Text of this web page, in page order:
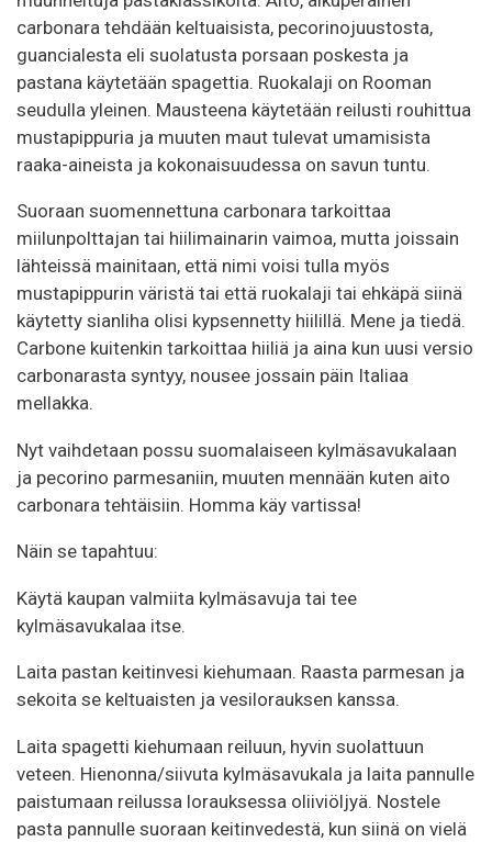
carbonara tehdään keltuaisista, pecorinojuustosta,
guancialesta eli suolatusta porsaan poskesta ja
pastana käytetään spagettia. Ruokalaji on Rooman
seudulla yleinen. Mausteena käytetään reilusti rouhittua
mustapippuria ja muuten maut tulevat umamisista
raaka-aineista ja kokonaisuudessa on savun tuntu.
Suoraan suomennettuna carbonara tarkoittaa
miilunpolttajan tai hiilimainarin vaimoa, mutta joissain
lähteissä mainitaan, että nimi voisi tulla myös
mustapippurin väristä tai että ruokalaji tai ehkäpä siinä
käytetty sianliha olisi kypsennetty hiilillä. Mene ja tiedä.
Carbone kuitenkin tarkoittaa hiiliä ja aina kun uusi versio
carbonarasta syntyy, nousee jossain päin Italiaa
mellakka.
Nyt vaihdetaan possu suomalaiseen kylmäsavukalaan
ja pecorino parmesaniin, muuten mennään kuten aito
carbonara tehtäisiin. Homma käy vartissa!
Näin se tapahtuu:
Käytä kaupan valmiita kylmäsavuja tai tee
kylmäsavukalaa itse.
Laita pastan keitinvesi kiehumaan. Raasta parmesan ja
sekoita se keltuaisten ja vesilorauksen kanssa.
Laita spagetti kiehumaan reiluun, hyvin suolattuun
veteen. Hienonna/siivuta kylmäsavukala ja laita pannulle
paistumaan reilussa lorauksessa oliiviöljyä. Nostele
pasta pannulle suoraan keitinvedestä, kun siinä on vielä